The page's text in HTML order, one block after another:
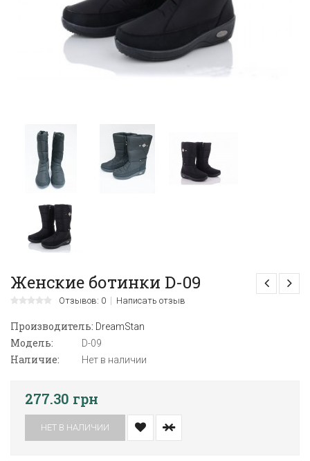
Женские ботинки D-09
Отзывов: 0 Написать отзыв
Производитель: DreamStan
Модель: D-09
Наличие: Нет в наличии
277.30 грн
НЕТ В НАЛИЧИИ